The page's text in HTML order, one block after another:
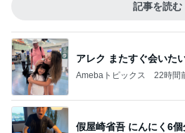
記事を読む
アレク またすぐ会いた
Amebaトピックス 22時間
假屋崎省吾 にんにく6